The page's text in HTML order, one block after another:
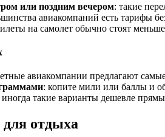
или поздним вечером: такие
авиакомпаний есть тарифы
на самолет обычно стоят
авиакомпании предлагают
: копите мили или баллы и
иногда такие варианты дешевле
отдыха